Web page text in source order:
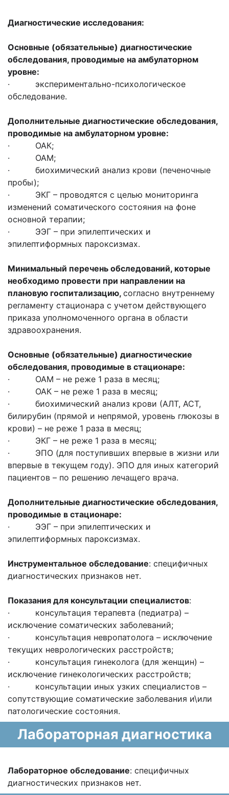
Диагностические исследования:
Основные (обязательные) диагностические
обследования, проводимые на амбулаторном
уровне:
· экспериментально-психологическое
обследование.
Дополнительные диагностические обследования,
проводимые на амбулаторном уровне:
· ОАК;
· ОАМ;
· биохимический анализ крови (печеночные
пробы);
· ЭКГ – проводятся с целью мониторинга
изменений соматического состояния на фоне
основной терапии;
· ЭЭГ – при эпилептических и
эпилептиформных пароксизмах.
Минимальный перечень обследований, которые
необходимо провести при направлении на
плановую госпитализацию, согласно внутреннему
регламенту стационара с учетом действующего
приказа уполномоченного органа в области
здравоохранения.
Основные (обязательные) диагностические
обследования, проводимые в стационаре:
· ОАМ – не реже 1 раза в месяц;
· ОАК – не реже 1 раза в месяц;
· биохимический анализ крови (АЛТ, АСТ,
билирубин (прямой и непрямой, уровень глюкозы в
крови) – не реже 1 раза в месяц;
· ЭКГ – не реже 1 раза в месяц;
· ЭПО (для поступивших впервые в жизни или
впервые в текущем году). ЭПО для иных категорий
пациентов – по решению лечащего врача.
Дополнительные диагностические обследования,
проводимые в стационаре:
· ЭЭГ – при эпилептических и
эпилептиформных пароксизмах.
Инструментальное обследование: специфичных
диагностических признаков нет.
Показания для консультации специалистов:
· консультация терапевта (педиатра) –
исключение соматических заболеваний;
· консультация невропатолога – исключение
текущих неврологических расстройств;
· консультация гинеколога (для женщин) –
исключение гинекологических расстройств;
· консультации иных узких специалистов –
сопутствующие соматические заболевания и\или
патологические состояния.
Лабораторная диагностика
Лабораторное обследование: специфичных
диагностических признаков нет.